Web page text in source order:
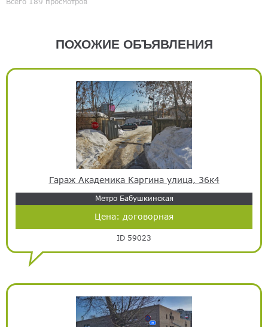
ПОХОЖИЕ ОБЪЯВЛЕНИЯ
Гараж Академика Каргина улица, 36к4
Метро Бабушкинская
Цена: договорная
ID 59023